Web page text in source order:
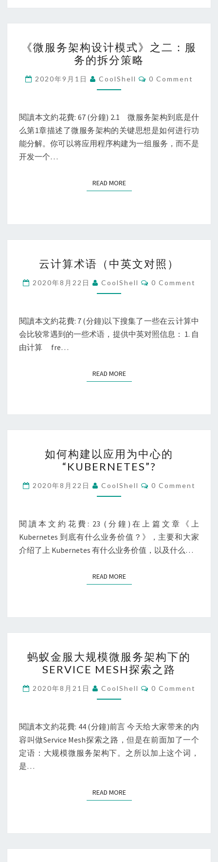
有
服
务
架
构
计
模
式》
服
略
《微服务架构设计模式》之二：服
务的拆分策略
2020年9月1日 CoolShell Comments
0 Comment
閱讀本文約花費: 67 (分鐘) 2.1 微服务架构到底是什
么第1章描述了微服务架构的关键思想是如何进行功
能分解。你可以将应用程序构建为一组服务，而不是
开发一个…
READ MOREREAD MORE
计
算
术
（中
英
照）
云计算术语（中英文对照）
2020年8月22日 CoolShell Comments
0 Comment
閱讀本文約花費: 7 (分鐘)以下搜集了一些在云计算中
会比较常遇到的一些术语，提供中英对照信息： 1. 自
由计算 fre…
READ MOREREAD MORE
何
构
建
以
用
为
中
的
如何构建以应用为中心的
“KUBERNETES”?
2020年8月22日 CoolShell Comments
0 Comment
閱讀本文約花費: 23 (分鐘)在上篇文章《上
Kubernetes 到底有什么业务价值？》，主要和大家
介绍了上 Kubernetes 有什么业务价值，以及什么…
READ MOREREAD MORE
蚁
金
服
大
模
微
服
构
蚂蚁金服大规模微服务架构下的
SERVICE MESH探索之路
2020年8月21日 CoolShell Comments
0 Comment
閱讀本文約花費: 44 (分鐘)前言 今天给大家带来的内
容叫做Service Mesh探索之路，但是在前面加了一个
定语：大规模微服务架构下。之所以加上这个词，
是…
READ MOREREAD MORE